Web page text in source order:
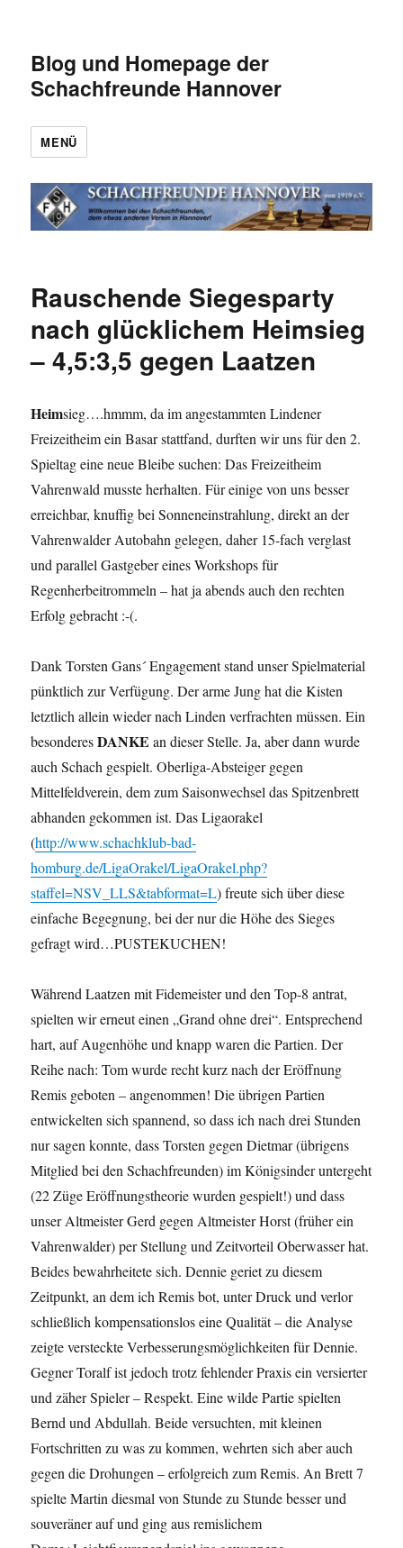
Blog und Homepage der
Schachfreunde Hannover
MENÜ
Rauschende Siegesparty
nach glücklichem Heimsieg
– 4,5:3,5 gegen Laatzen
Heimsieg….hmmm, da im angestammten Lindener
Freizeitheim ein Basar stattfand, durften wir uns für den 2.
Spieltag eine neue Bleibe suchen: Das Freizeitheim
Vahrenwald musste herhalten. Für einige von uns besser
erreichbar, knuffig bei Sonneneinstrahlung, direkt an der
Vahrenwalder Autobahn gelegen, daher 15-fach verglast
und parallel Gastgeber eines Workshops für
Regenherbeitrommeln – hat ja abends auch den rechten
Erfolg gebracht :-(.
Dank Torsten Gans´ Engagement stand unser Spielmaterial
pünktlich zur Verfügung. Der arme Jung hat die Kisten
letztlich allein wieder nach Linden verfrachten müssen. Ein
besonderesDANKE an dieser Stelle. Ja, aber dann wurde
auch Schach gespielt. Oberliga-Absteiger gegen
Mittelfeldverein, dem zum Saisonwechsel das Spitzenbrett
abhanden gekommen ist. Das Ligaorakel
(http://www.schachklub-bad-
homburg.de/LigaOrakel/LigaOrakel.php?
staffel=NSV_LLS&tabformat=L) freute sich über diese
einfache Begegnung, bei der nur die Höhe des Sieges
gefragt wird…PUSTEKUCHEN!
Während Laatzen mit Fidemeister und den Top-8 antrat,
spielten wir erneut einen „Grand ohne drei“. Entsprechend
hart, auf Augenhöhe und knapp waren die Partien. Der
Reihe nach: Tom wurde recht kurz nach der Eröffnung
Remis geboten – angenommen! Die übrigen Partien
entwickelten sich spannend, so dass ich nach drei Stunden
nur sagen konnte, dass Torsten gegen Dietmar (übrigens
Mitglied bei den Schachfreunden) im Königsinder untergeht
(22 Züge Eröffnungstheorie wurden gespielt!) und dass
unser Altmeister Gerd gegen Altmeister Horst (früher ein
Vahrenwalder) per Stellung und Zeitvorteil Oberwasser hat.
Beides bewahrheitete sich. Dennie geriet zu diesem
Zeitpunkt, an dem ich Remis bot, unter Druck und verlor
schließlich kompensationslos eine Qualität – die Analyse
zeigte versteckte Verbesserungsmöglichkeiten für Dennie.
Gegner Toralf ist jedoch trotz fehlender Praxis ein versierter
und zäher Spieler – Respekt. Eine wilde Partie spielten
Bernd und Abdullah. Beide versuchten, mit kleinen
Fortschritten zu was zu kommen, wehrten sich aber auch
gegen die Drohungen – erfolgreich zum Remis. An Brett 7
spielte Martin diesmal von Stunde zu Stunde besser und
souveräner auf und ging aus remislichem